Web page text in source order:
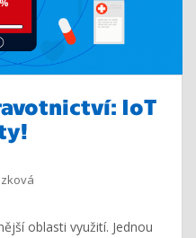
IoT
oblasti využití. Jednou